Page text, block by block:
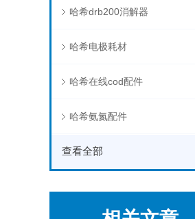
哈希drb200消解器
哈希电极耗材
哈希在线cod配件
哈希氨氮配件
查看全部